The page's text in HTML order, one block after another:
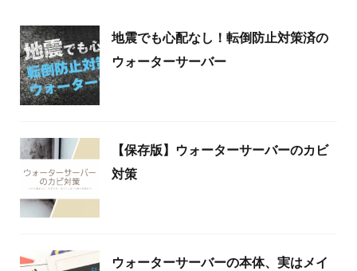
地震でも心配なし！転倒防止対策済の
ウォーターサーバー
【保存版】ウォーターサーバーのカビ
対策
ウォーターサーバーの本体、実はメイ